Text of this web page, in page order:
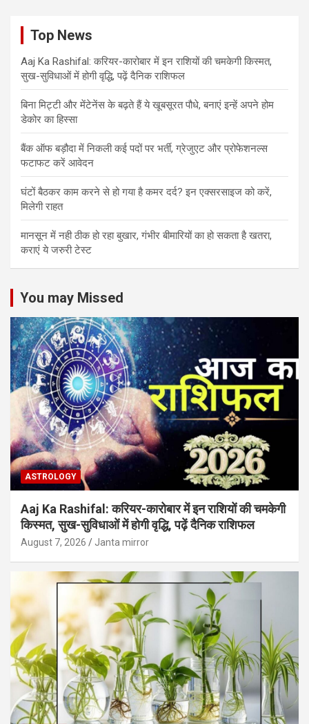
Top News
Aaj Ka Rashifal: करियर-कारोबार में इन राशियों की चमकेगी किस्मत,
सुख-सुविधाओं में होगी वृद्धि, पढ़ें दैनिक राशिफल
बिना मिट्टी और मेंटेनेंस के बढ़ते हैं ये खूबसूरत पौधे, बनाएं इन्‍हें अपने होम
डेकोर का हिस्‍सा
बैंक ऑफ बड़ौदा में निकली कई पदों पर भर्ती, ग्रेजुएट और प्रोफेशनल्स
फटाफट करें आवेदन
घंटों बैठकर काम करने से हो गया है कमर दर्द? इन एक्सरसाइज को करें,
मिलेगी राहत
मानसून में नही ठीक हो रहा बुखार, गंभीर बीमारियों का हो सकता है खतरा,
कराएं ये जरुरी टेस्ट
You may Missed
ASTROLOGY
Aaj Ka Rashifal: करियर-कारोबार में इन राशियों की चमकेगी
किस्मत, सुख-सुविधाओं में होगी वृद्धि, पढ़ें दैनिक राशिफल
August 7, 2026 Janta mirror